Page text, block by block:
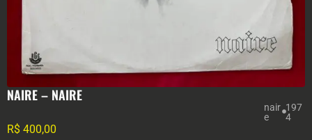
NAIRE – NAIRE
nair
e
197
4
R$ 400,00